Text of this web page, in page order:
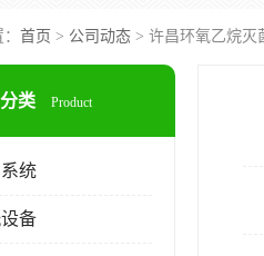
首页 > 公司动态 > 许昌环氧乙烷灭
类 Product
统
备